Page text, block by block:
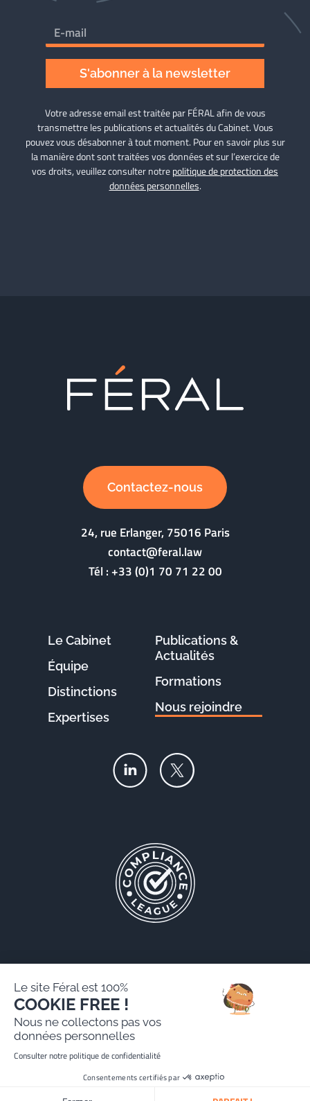
S'abonner à la newsletter
Votre adresse email est traitée par FÉRAL afin de vous
transmettre les publications et actualités du Cabinet. Vous
pouvez vous désabonner à tout moment. Pour en savoir plus sur
la manière dont sont traitées vos données et sur l’exercice de
vos droits, veuillez consulter notrepolitique de protection des
données personnelles.
Contactez-nous
24, rue Erlanger, 75016 Paris
contact@feral.law
Tél :+33 (0)1 70 71 22 00
Le Cabinet
Équipe
Distinctions
Expertises
Publications &
Actualités
Formations
Nous rejoindre
Mentions légales
Politique de protection des données personnelles
Site réalisé par Paradygm
Le site Féral est 100%
COOKIE FREE !
Nous ne collectons pas vos
données personnelles
Consulter notre politique de confidentialité
Consentements certifiés par